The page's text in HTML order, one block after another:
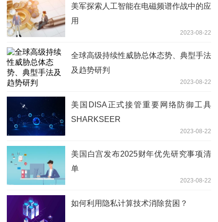
美军探索人工智能在电磁频谱作战中的应
用
2023-08-22
全球高级持续性威胁总体态势、典型手法
及趋势研判
2023-08-22
美国DISA正式接管重要网络防御工具
SHARKSEER
2023-08-22
美国白宫发布2025财年优先研究事项清
单
2023-08-22
如何利用隐私计算技术消除贫困？